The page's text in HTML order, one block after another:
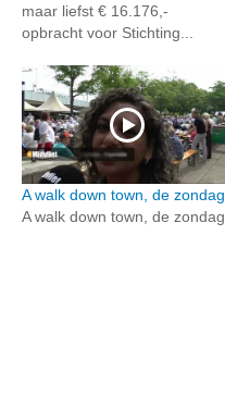
maar liefst € 16.176,-
opbracht voor Stichting...
A walk down town, de zondag
A walk down town, de zondag